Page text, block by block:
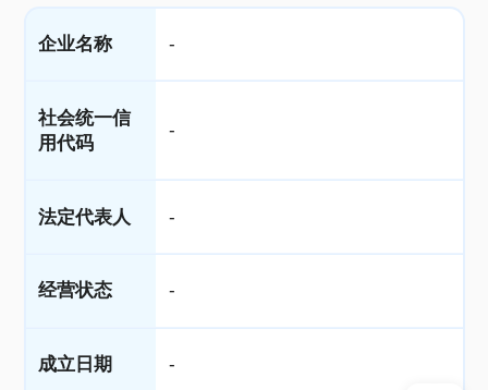
企业名称 -
社会统一信
用代码
-
法定代表人 -
经营状态 -
成立日期 -